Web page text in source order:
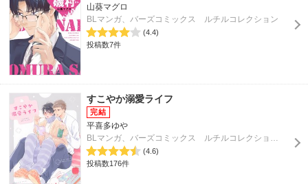
山葵マグロ
BLマンガ、バーズコミックス ルチルコレクション
(4.4)
投稿数7件
すこやか溺愛ライフ
平喜多ゆや
(4.6)
投稿数176件